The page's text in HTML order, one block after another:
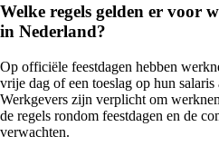
Welke regels gelden er voor
in Nederland?
Op officiële feestdagen hebben
vrije dag of een toeslag op hun
Werkgevers zijn verplicht om
de regels rondom feestdagen en de
verwachten.